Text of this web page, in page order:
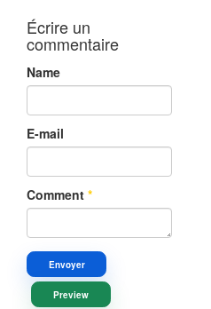
Écrire un
commentaire
Name
E-mail
Comment *
Envoyer
Preview